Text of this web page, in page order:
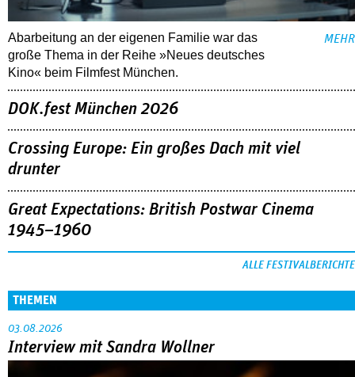
Abarbeitung an der eigenen Familie war das
große Thema in der Reihe »Neues deutsches
Kino« beim Filmfest München.
MEHR
DOK.fest München 2026
Crossing Europe: Ein großes Dach mit viel
drunter
Great Expectations: British Postwar Cinema
1945–1960
ALLE FESTIVALBERICHTE
THEMEN
03.08.2026
Interview mit Sandra Wollner